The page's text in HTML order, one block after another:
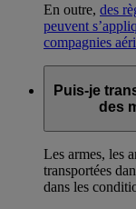
En outre, des
peuvent
compagnies
Puis-je
des
Les armes, les
transportées
dans les